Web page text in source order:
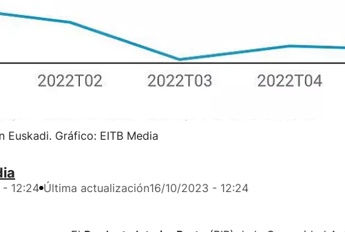
Euskadi. Gráfico: EITB Media
12:24 Última actualización16/10/2023 - 12:24